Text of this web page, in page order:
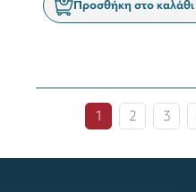
Προσθήκη στο καλάθι
1 2 3